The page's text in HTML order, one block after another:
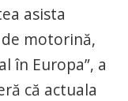
asista
motorină,
în Europa”, a
că actuala